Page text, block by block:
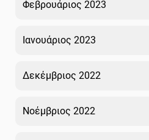
Φεβρουάριος 2023
Ιανουάριος 2023
Δεκέμβριος 2022
Νοέμβριος 2022